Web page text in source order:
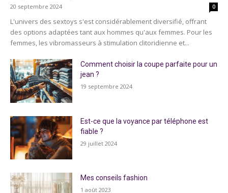
20 septembre 2024 0
L'univers des sextoys s'est considérablement diversifié, offrant
des options adaptées tant aux hommes qu'aux femmes. Pour les
femmes, les vibromasseurs à stimulation clitoridienne et...
Comment choisir la coupe parfaite pour un
jean ?
19 septembre 2024
Est-ce que la voyance par téléphone est
fiable ?
29 juillet 2024
Mes conseils fashion
1 août 2023